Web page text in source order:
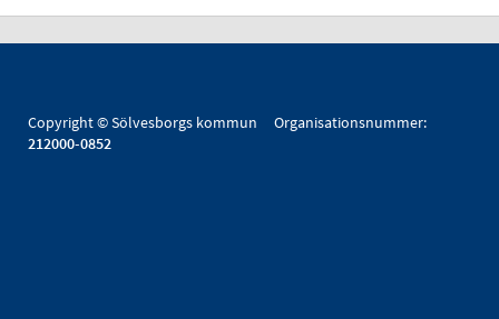
Copyright © Sölvesborgs kommun Organisationsnummer:
212000-0852